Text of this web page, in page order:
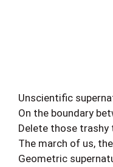
Unscientific
On the boundary
Delete those trashy
The march of us,
Geometric